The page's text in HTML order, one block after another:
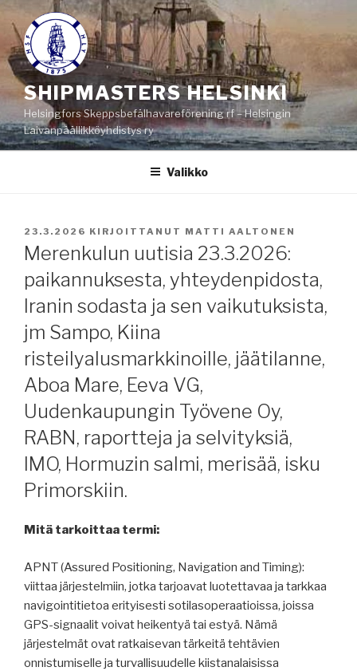
Siirry
sisältöön
SHIPMASTERS HELSINKI
Helsingfors Skeppsbefälhavareförening rf – Helsingin
Laivanpäällikköyhdistys ry
Valikko
JULKAISTU
23.3.2026 KIRJOITTANUT MATTI AALTONEN
Merenkulun uutisia 23.3.2026:
paikannuksesta, yhteydenpidosta,
Iranin sodasta ja sen vaikutuksista,
jm Sampo, Kiina
risteilyalusmarkkinoille, jäätilanne,
Aboa Mare, Eeva VG,
Uudenkaupungin Työvene Oy,
RABN, raportteja ja selvityksiä,
IMO, Hormuzin salmi, merisää, isku
Primorskiin.
Mitä tarkoittaa termi:
APNT (Assured Positioning, Navigation and Timing):
viittaa järjestelmiin, jotka tarjoavat luotettavaa ja tarkkaa
navigointitietoa erityisesti sotilasoperaatioissa, joissa
GPS-signaalit voivat heikentyä tai estyä. Nämä
järjestelmät ovat ratkaisevan tärkeitä tehtävien
onnistumiselle ja turvallisuudelle kiistanalaisissa